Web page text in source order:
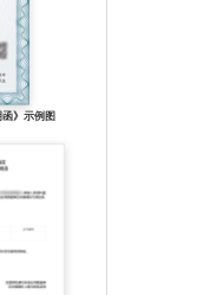
函》示例图